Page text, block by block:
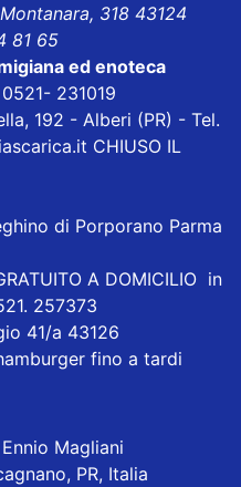
318 43124
81 65
ed enoteca
231019
192 - Alberi (PR) - Tel.
CHIUSO IL
di Porporano Parma
A DOMICILIO in
257373
41/a 43126
fino a tardi
Magliani
PR, Italia